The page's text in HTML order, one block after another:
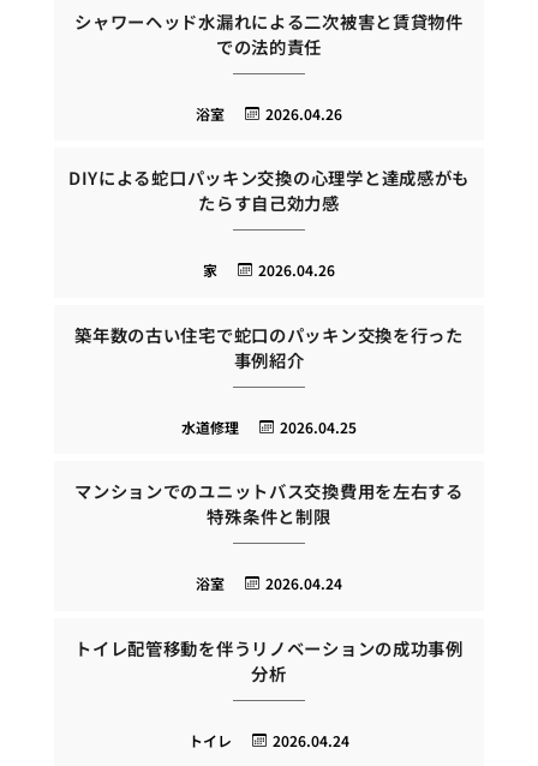
シャワーヘッド水漏れによる二次被害と賃貸物件
での法的責任
2026.04.26
浴室
DIYによる蛇口パッキン交換の心理学と達成感がも
たらす自己効力感
2026.04.26
家
築年数の古い住宅で蛇口のパッキン交換を行った
事例紹介
2026.04.25
水道修理
マンションでのユニットバス交換費用を左右する
特殊条件と制限
2026.04.24
浴室
トイレ配管移動を伴うリノベーションの成功事例
分析
2026.04.24
トイレ